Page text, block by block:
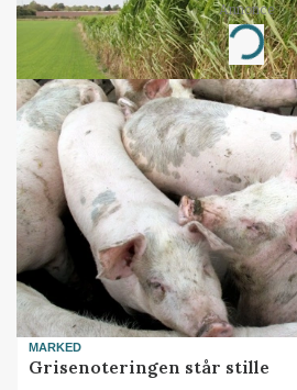
Annonce
Loading...
MARKED
Grisenoteringen står stille